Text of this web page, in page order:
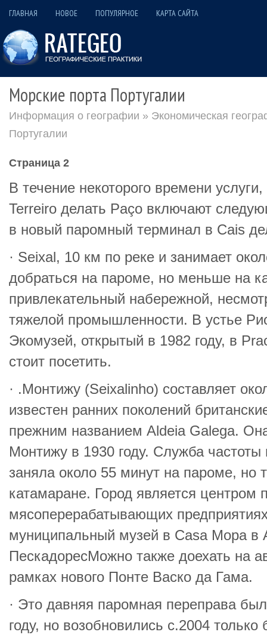
ГЛАВНАЯ НОВОЕ ПОПУЛЯРНОЕ КАРТА САЙТА
Морские порта Португалии
Информация о географии » Экономическая
Португалии
Страница 2
В течение некоторого времени
Terreiro делать Paço включают
в новый паромный терминал в Cais
· Seixal, 10 км по реке и занимает
добраться на пароме, но меньше на
привлекательный набережной,
тяжелой промышленности. В устье
Экомузей, открытый в 1982 году, в
стоит посетить.
· .Монтижу (Seixalinho) составляет
известен ранних поколений
прежним названием Aldeia Galega.
Монтижу в 1930 году. Служба частоты
заняла около 55 минут на пароме, но
катамаране. Город является центром
мясоперерабатывающих
муниципальный музей в Casa Мора в
ПескадоресМожно также доехать на
рамках нового Понте Васко да Гама.
· Это давняя паромная переправа
году, но возобновились c.2004